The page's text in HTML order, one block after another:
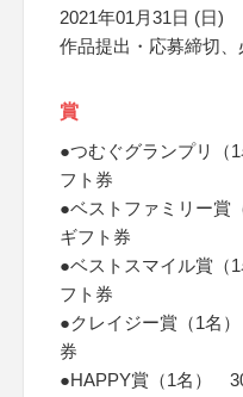
2021年01月31日 (日)
作品提出・応募締切、
賞
●つむぐグランプリ
フト券
●ベストファミリー
ギフト券
●ベストスマイル賞
フト券
●クレイジー賞（1名
券
●HAPPY賞（1名）